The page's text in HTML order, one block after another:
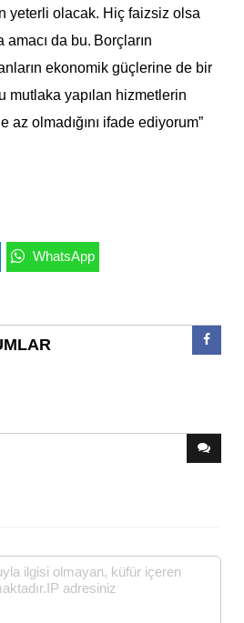
yeterli olacak. Hiç faizsiz olsa
amacı da bu. Borçların
ekonomik güçlerine de bir
mutlaka yapılan hizmetlerin
olmadığını ifade ediyorum”
WhatsApp